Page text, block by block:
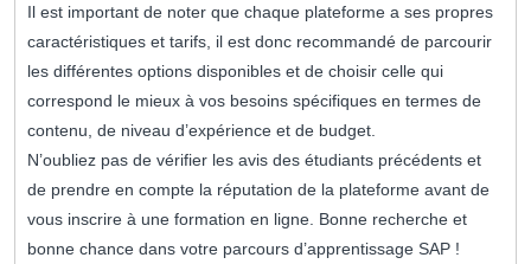
Il est important de noter que chaque plateforme a ses propres
caractéristiques et tarifs, il est donc recommandé de parcourir
les différentes options disponibles et de choisir celle qui
correspond le mieux à vos besoins spécifiques en termes de
contenu, de niveau d’expérience et de budget.
N’oubliez pas de vérifier les avis des étudiants précédents et
de prendre en compte la réputation de la plateforme avant de
vous inscrire à une formation en ligne. Bonne recherche et
bonne chance dans votre parcours d’apprentissage SAP !